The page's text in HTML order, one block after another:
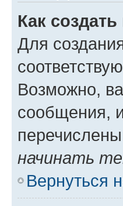
Как
Для
Возможно,
сообщения,
начинать
Вернуться